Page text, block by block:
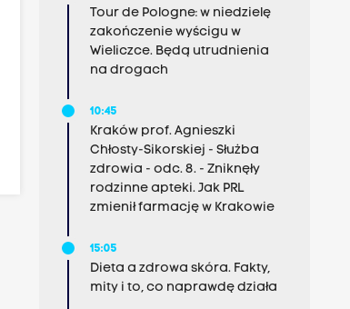
Tour de Pologne: w niedzielę
zakończenie wyścigu w
Wieliczce. Będą utrudnienia
na drogach
10:45
Kraków prof. Agnieszki
Chłosty-Sikorskiej - Służba
zdrowia - odc. 8. - Zniknęły
rodzinne apteki. Jak PRL
zmienił farmację w Krakowie
15:05
Dieta a zdrowa skóra. Fakty,
mity i to, co naprawdę działa